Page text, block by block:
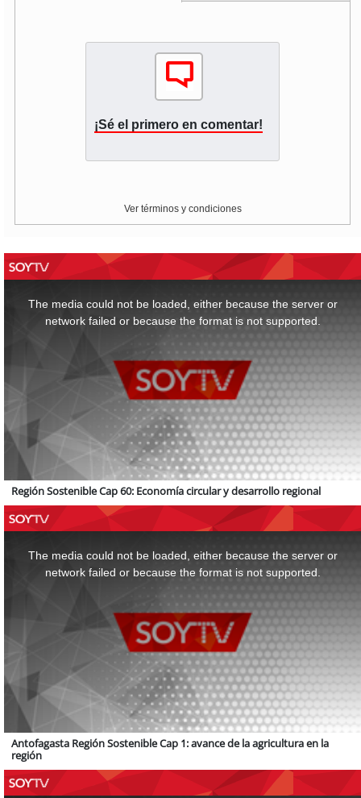
¡Sé el primero en comentar!
Ver términos y condiciones
The media could not be loaded, either because the server or
network failed or because the format is not supported.
Región Sostenible Cap 60: Economía circular y desarrollo regional
The media could not be loaded, either because the server or
network failed or because the format is not supported.
Antofagasta Región Sostenible Cap 1: avance de la agricultura en la
región